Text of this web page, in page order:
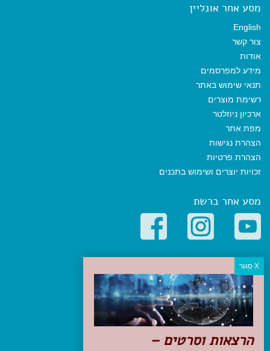
מסע אחר אונליין
English
צור קשר
אודות
מידע למפרסמים
תנאי שימוש באתר
רשימת מוצרים
ארכיון ניוזלטר
מפת אתר
הצהרת נגישות
הצהרת פרטיות
זכויות יוצרים ושימוש בתכנים
מסע אחר ברשת
קטגוריות פופולריות
יעדים
טיולים בישראל
מלונות בוטיק בישראל
טיפים והמלצות
הכנות לנסיעה
הרצאות וסרטים –